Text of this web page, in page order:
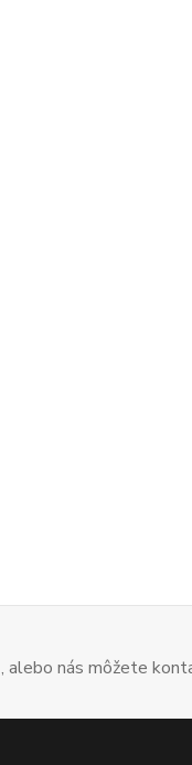
, alebo nás môžete